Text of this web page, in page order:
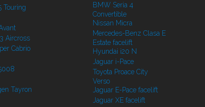
Touring
Aircross
Cabrio
Tayron
BMW Seria 4
Convertible
Nissan Micra
Mercedes-Benz Clasa E
Estate facelift
Hyundai i20 N
Jaguar i-Pace
Toyota Proace City
Verso
Jaguar E-Pace facelift
Jaguar XE facelift